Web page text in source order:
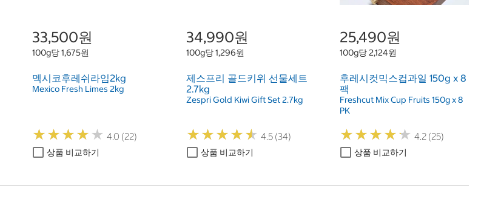
33,500원
100g당 1,675원
멕시코후레쉬라임2kg
Mexico Fresh Limes 2kg
★★★★ ★
★★★★ ★ 4.0 (22)
상품 비교하기
34,990원
100g당 1,296원
제스프리 골드키위 선물세트
2.7kg
Zespri Gold Kiwi Gift Set 2.7kg
★★★★★
★★★★★ 4.5 (34)
상품 비교하기
25,490원
100g당 2,124원
후레시컷믹스컵과일 150g x 8
팩
Freshcut Mix Cup Fruits 150g x 8
PK
★★★★★
★★★★★ 4.2 (25)
상품 비교하기